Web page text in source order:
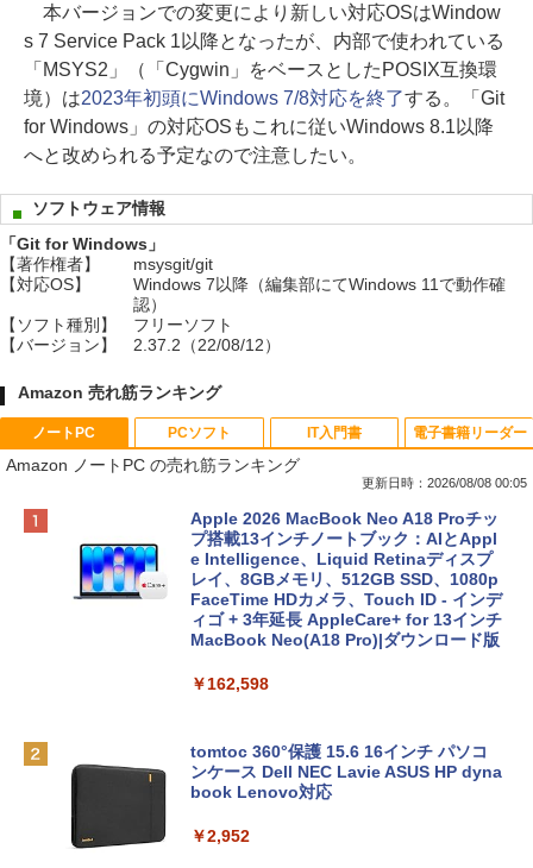
本バージョンでの変更により新しい対応OSはWindow
s 7 Service Pack 1以降となったが、内部で使われている
「MSYS2」（「Cygwin」をベースとしたPOSIX互換環
境）は2023年初頭にWindows 7/8対応を終了する。「Git
for Windows」の対応OSもこれに従いWindows 8.1以降
へと改められる予定なので注意したい。
ソフトウェア情報
「Git for Windows」
【著作権者】
msysgit/git
【対応OS】
Windows 7以降（編集部にてWindows 11で動作確
認）
【ソフト種別】
フリーソフト
【バージョン】
2.37.2（22/08/12）
Amazon 売れ筋ランキング
ノートPC
Amazon ノートPC の売れ筋ランキング
更新日時：2026/08/08 00:05
Apple 2026 MacBook Neo A18 Proチッ
プ搭載13インチノートブック：AIとAppl
e Intelligence、Liquid Retinaディスプ
レイ、8GBメモリ、512GB SSD、1080p
FaceTime HDカメラ、Touch ID - インデ
ィゴ + 3年延長 AppleCare+ for 13インチ
MacBook Neo(A18 Pro)|ダウンロード版
￥162,598
tomtoc 360°保護 15.6 16インチ パソコ
ンケース Dell NEC Lavie ASUS HP dyna
book Lenovo対応
￥2,952
PCソフト IT入門書 電子書籍リーダー